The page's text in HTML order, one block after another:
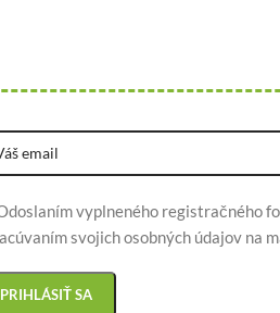
vyplneného registračného
svojich osobných údajov na